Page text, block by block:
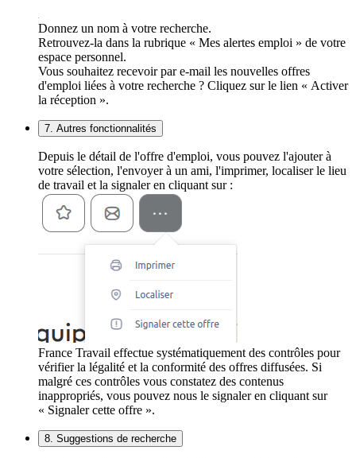
Donnez un nom à votre recherche.
Retrouvez-la dans la rubrique « Mes alertes emploi » de votre
espace personnel.
Vous souhaitez recevoir par e-mail les nouvelles offres
d'emploi liées à votre recherche ? Cliquez sur le lien « Activer
la réception ».
7. Autres fonctionnalités
Depuis le détail de l'offre d'emploi, vous pouvez l'ajouter à
votre sélection, l'envoyer à un ami, l'imprimer, localiser le lieu
de travail et la signaler en cliquant sur :
France Travail effectue systématiquement des contrôles pour
vérifier la légalité et la conformité des offres diffusées. Si
malgré ces contrôles vous constatez des contenus
inappropriés, vous pouvez nous le signaler en cliquant sur
« Signaler cette offre ».
8. Suggestions de recherche